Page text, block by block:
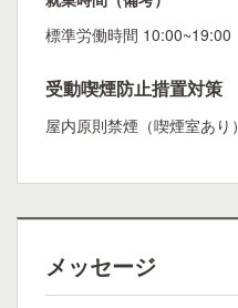
標準労働時間 10:00~19:00
受動喫煙防止措置対策
屋内原則禁煙（喫煙室あり）
メッセージ